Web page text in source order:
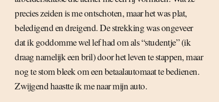
precies zeiden is me ontschoten, maar het was plat,
beledigend en dreigend. De strekking was ongeveer
dat ik goddomme wel lef had om als “studentje” (ik
draag namelijk een bril) door het leven te stappen, maar
nog te stom bleek om een betaalautomaat te bedienen.
Zwijgend haastte ik me naar mijn auto.